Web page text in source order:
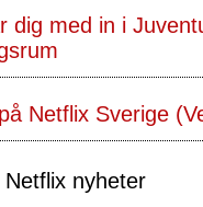
dig med in i
Netflix Sverige
nyheter